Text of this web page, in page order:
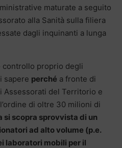
maturate a seguito
alla Sanità sulla filiera
dagli inquinanti a lunga
proprio degli
sapere perché a fronte di
Assessorati del Territorio e
di oltre 30 milioni di
si scopra sprovvista di un
ad alto volume (p.e.
laboratori mobili per il